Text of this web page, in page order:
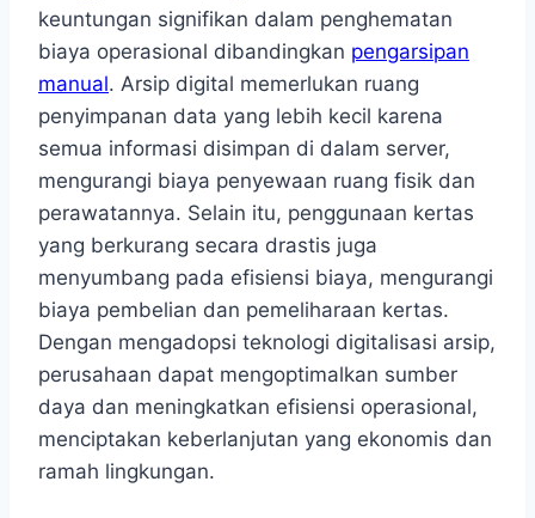
keuntungan signifikan dalam penghematan
biaya operasional dibandingkan pengarsipan
manual. Arsip digital memerlukan ruang
penyimpanan data yang lebih kecil karena
semua informasi disimpan di dalam server,
mengurangi biaya penyewaan ruang fisik dan
perawatannya. Selain itu, penggunaan kertas
yang berkurang secara drastis juga
menyumbang pada efisiensi biaya, mengurangi
biaya pembelian dan pemeliharaan kertas.
Dengan mengadopsi teknologi digitalisasi arsip,
perusahaan dapat mengoptimalkan sumber
daya dan meningkatkan efisiensi operasional,
menciptakan keberlanjutan yang ekonomis dan
ramah lingkungan.